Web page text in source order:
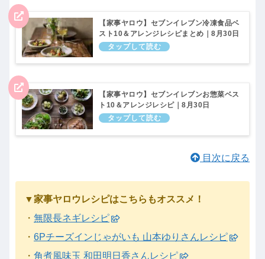
【家事ヤロウ】セブンイレブン冷凍食品ベ
スト10＆アレンジレシピまとめ｜8月30日
【家事ヤロウ】セブンイレブンお惣菜ベス
ト10＆アレンジレシピ｜8月30日
目次に戻る
▼家事ヤロウレシピはこちらもオススメ！
・ 無限長ネギレシピ
・ 6Pチーズインじゃがいも 山本ゆりさんレシピ
・ 角煮風味玉 和田明日香さんレシピ